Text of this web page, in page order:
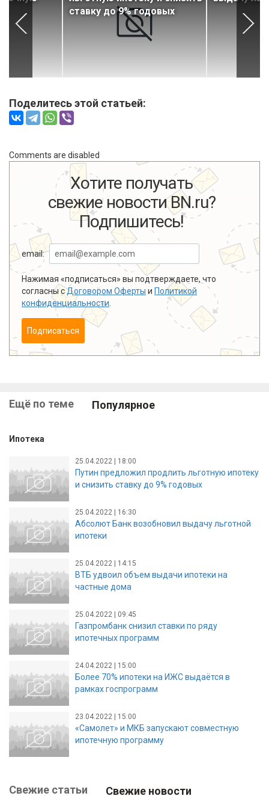
ставку до 9% годовых
Поделитесь этой статьей:
Comments are disabled
Хотите получать
свежие новости BN.ru?
Подпишитесь!
email:
Нажимая «подписаться» вы подтверждаете, что
согласны сДоговором Оферты и Политикой
конфиденциальности
Подписаться
Ещё по теме Популярное
Ипотека
25.04.2022 | 18:00
Путин предложил продлить льготную ипотеку
и снизить ставку до 9% годовых
25.04.2022 | 16:30
Абсолют Банк возобновил выдачу льготной
ипотеки
25.04.2022 | 14:15
ВТБ удвоил объем выдачи ипотеки на
частные дома
25.04.2022 | 09:45
Газпромбанк снизил ставки по ряду
ипотечных программ
24.04.2022 | 15:00
Более 70% ипотеки на ИЖС выдаётся в
рамках госпрограмм
23.04.2022 | 15:00
«Самолет» и МКБ запускают совместную
ипотечную программу
Свежие статьи Свежие новости